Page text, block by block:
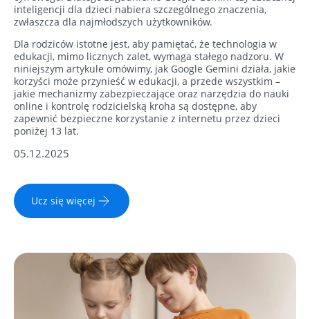
inteligencji dla dzieci nabiera szczególnego znaczenia,
zwłaszcza dla najmłodszych użytkowników.
Dla rodziców istotne jest, aby pamiętać, że technologia w
edukacji, mimo licznych zalet, wymaga stałego nadzoru. W
niniejszym artykule omówimy, jak Google Gemini działa, jakie
korzyści może przynieść w edukacji, a przede wszystkim –
jakie mechanizmy zabezpieczające oraz narzędzia do nauki
online i kontrolę rodzicielską kroha są dostępne, aby
zapewnić bezpieczne korzystanie z internetu przez dzieci
poniżej 13 lat.
05.12.2025
Ucz się więcej